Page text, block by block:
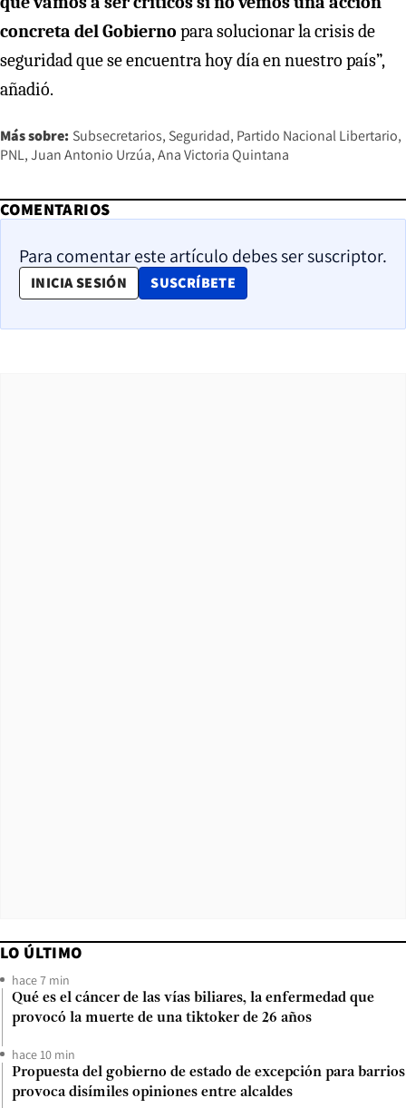
concreta del Gobierno para solucionar la crisis de
seguridad que se encuentra hoy día en nuestro país”,
añadió.
Más sobre: Subsecretarios Seguridad Partido Nacional Libertario
PNL Juan Antonio Urzúa Ana Victoria Quintana
COMENTARIOS
Para comentar este artículo debes ser suscriptor.
INICIA SESIÓN SUSCRÍBETE
OPENS IN NEW WINDOW
LO ÚLTIMO
hace 7 min
Qué es el cáncer de las vías biliares, la enfermedad que
provocó la muerte de una tiktoker de 26 años
hace 10 min
Propuesta del gobierno de estado de excepción para barrios
provoca disímiles opiniones entre alcaldes